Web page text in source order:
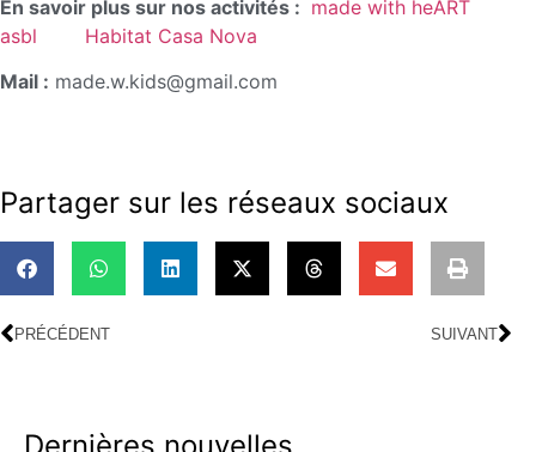
En savoir plus sur nos activités : made with heART
asbl
Habitat Casa Nova
Mail : made.w.kids@gmail.com
Partager sur les réseaux sociaux
PRÉCÉDENT SUIVANT